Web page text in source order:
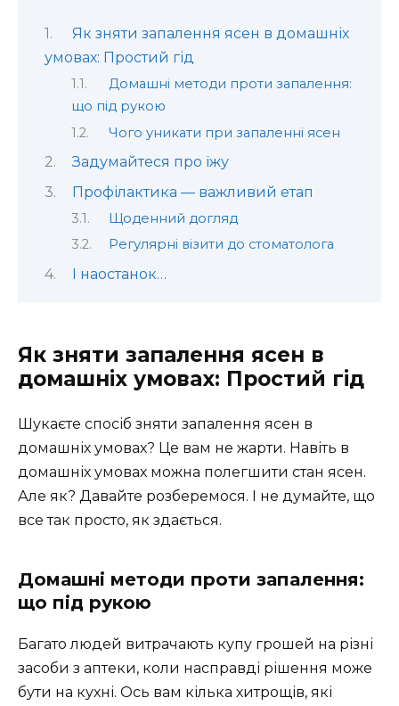
Як зняти запалення ясен в домашніх
умовах: Простий гід
Домашні методи проти запалення:
що під рукою
Чого уникати при запаленні ясен
Задумайтеся про їжу
Профілактика — важливий етап
Щоденний догляд
Регулярні візити до стоматолога
І наостанок…
Як зняти запалення ясен в
домашніх умовах: Простий гід
Шукаєте спосіб зняти запалення ясен в
домашніх умовах? Це вам не жарти. Навіть в
домашніх умовах можна полегшити стан ясен.
Але як? Давайте розберемося. І не думайте, що
все так просто, як здається.
Домашні методи проти запалення:
що під рукою
Багато людей витрачають купу грошей на різні
засоби з аптеки, коли насправді рішення може
бути на кухні. Ось вам кілька хитрощів, які